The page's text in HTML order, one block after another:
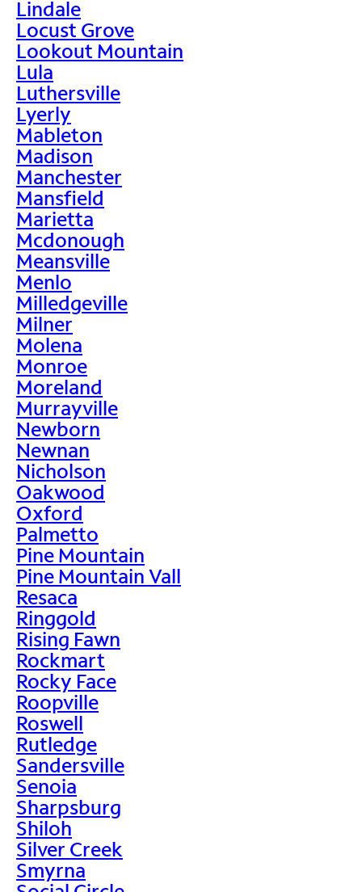
Lindale
Locust Grove
Lookout Mountain
Lula
Luthersville
Lyerly
Mableton
Madison
Manchester
Mansfield
Marietta
Mcdonough
Meansville
Menlo
Milledgeville
Milner
Molena
Monroe
Moreland
Murrayville
Newborn
Newnan
Nicholson
Oakwood
Oxford
Palmetto
Pine Mountain
Pine Mountain Vall
Resaca
Ringgold
Rising Fawn
Rockmart
Rocky Face
Roopville
Roswell
Rutledge
Sandersville
Senoia
Sharpsburg
Shiloh
Silver Creek
Smyrna